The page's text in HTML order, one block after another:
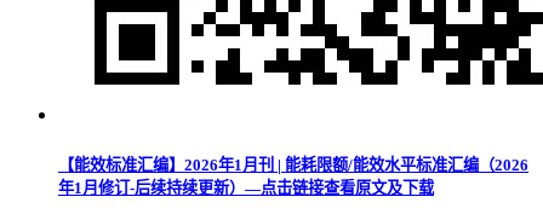
【能效标准汇编】2026年1月刊 | 能耗限额/能效水平标准汇编（2026
年1月修订-后续持续更新）—点击链接查看原文及下载